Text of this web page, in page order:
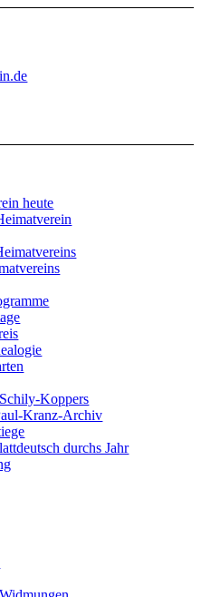
heute
Koppers
Kranz-Archiv
durchs Jahr